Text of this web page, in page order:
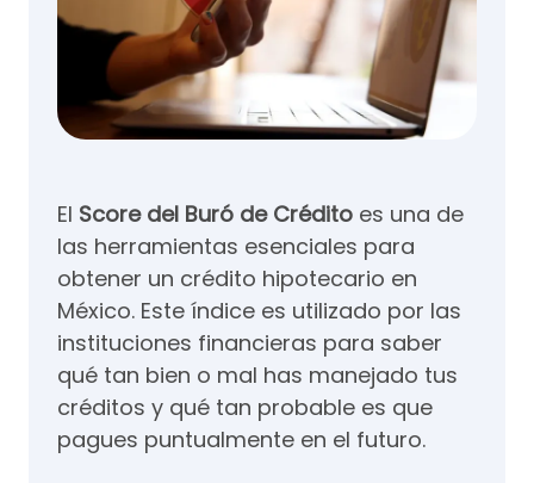
El Score del Buró de Crédito es una de
las herramientas esenciales para
obtener un crédito hipotecario en
México. Este índice es utilizado por las
instituciones financieras para saber
qué tan bien o mal has manejado tus
créditos y qué tan probable es que
pagues puntualmente en el futuro.